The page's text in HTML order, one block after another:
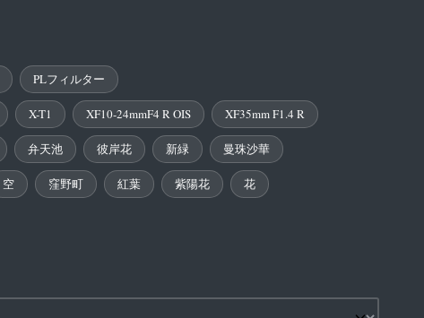
PLフィルター
X-T1 XF10-24mmF4 R OIS XF35mm F1.4 R
弁天池 彼岸花 新緑 曼珠沙華
空 窪野町 紅葉 紫陽花 花